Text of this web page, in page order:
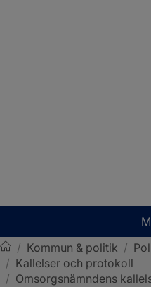
Sotenäs kommun
/ Kommun & politik /
/ Kallelser och protokoll
/ Omsorgsnämndens